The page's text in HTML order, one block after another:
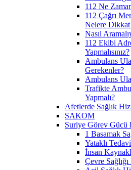
112 Ne
112 Çağrı
Nelere
Nasıl
112 Ekibi
Yapmalısınız?
Ambulans
Gerekenler?
Ambulans
Trafikte
Yapmalı?
Afetlerde Sağlık
SAKOM
Suriye Görev Gücü
1 Basamak
Yataklı
İnsan
Çevre